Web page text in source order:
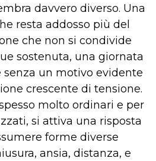
davvero diverso. Una
resta addosso più del
che non si condivide
sostenuta, una giornata
senza un motivo evidente
crescente di tensione.
molto ordinari e per
si attiva una risposta
forme diverse
ansia, distanza, e